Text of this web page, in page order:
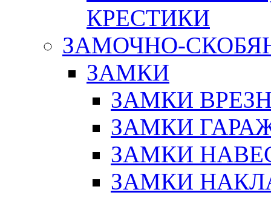
КРЕСТИКИ
ЗАМОЧНО-
ЗАМКИ
ЗАМКИ
ЗАМКИ
ЗАМКИ
ЗАМКИ